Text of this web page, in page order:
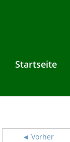
Startseite
◄ Vorher